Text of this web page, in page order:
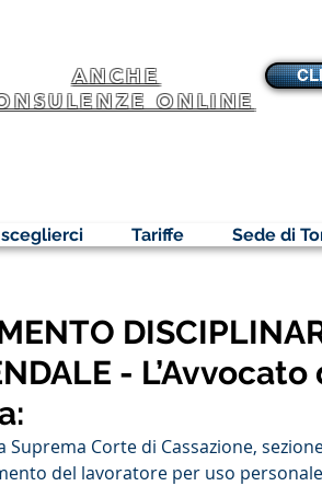
ANCHE
ONLINE
Tariffe Sede di
-
Suprema Corte di Cassazione,
del lavoratore per uso